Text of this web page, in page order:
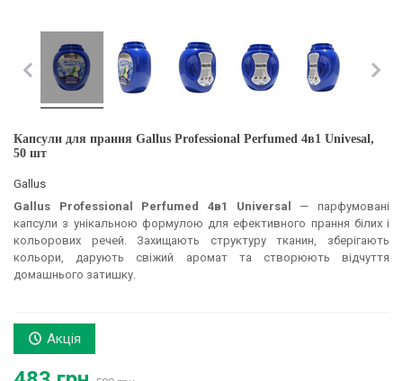
Капсули для прання Gallus Professional Perfumed 4в1 Univesal,
50 шт
Gallus
Gallus Professional Perfumed 4в1 Universal — парфумовані
капсули з унікальною формулою для ефективного прання білих і
кольорових речей. Захищають структуру тканин, зберігають
кольори, дарують свіжий аромат та створюють відчуття
домашнього затишку.
Акція